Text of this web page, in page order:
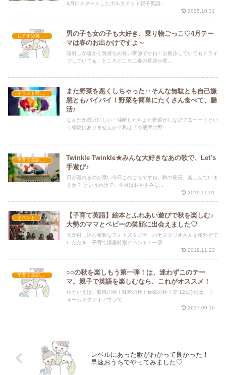
4月にスタートしたポルカドット親子英語...
2025.10.31
おすすめ英語歌
男の子も女の子も大好き、乗り物ごっこ♡4月テー
マは春のお出かけですよ～
陽射しが暖かく気持ちの良い季節ですね！お散歩していてもドライ
ブしていても、ところどころに春の草花が美...
また野菜を悪くしちゃった‥そんな無駄とも自己嫌
悪ともバイバイ！野菜を簡単にたくさん食べて、腸
活♪
なんだか最近忙しい‥油断したらまた野菜がしなびてるーー！とい
う経験はありませんか？私は「冷蔵庫に野...
Twinkle Twinkle★みんな大好きなあの歌で、Let’s
手遊び♪
日が暮れるのが早い今日このごろですね。秋の夜長、楽しんでいま
すか？ というわけで、今月はおやすみな...
2019.11.01
イベント
【子育て英語】絵本とふれあい遊びで秋を楽しむ♪
大勢のママとベビーの笑顔に出会えました♡
光が射し込む素敵なフォトスタジオ、ハナスタジオさんを使わせて
いただき、子育て講座特別イベント！一部...
2019.11.23
○○の秋を楽しもう第一弾！は、迷わずこのテー
マ。親子で英語を楽しむなら、これがオススメ！
秋といえば、収穫の秋！味覚の秋！食欲の秋！笑 12日(火)は、ウ
ォームスタジオアウラで...
2017.09.16
レベルにあった歌がわかって良かった！
早速おうちでやってみました♡